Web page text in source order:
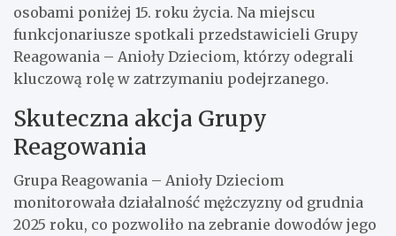
osobami poniżej 15. roku życia. Na miejscu
funkcjonariusze spotkali przedstawicieli Grupy
Reagowania – Anioły Dzieciom, którzy odegrali
kluczową rolę w zatrzymaniu podejrzanego.
Skuteczna akcja Grupy
Reagowania
Grupa Reagowania – Anioły Dzieciom
monitorowała działalność mężczyzny od grudnia
2025 roku, co pozwoliło na zebranie dowodów jego